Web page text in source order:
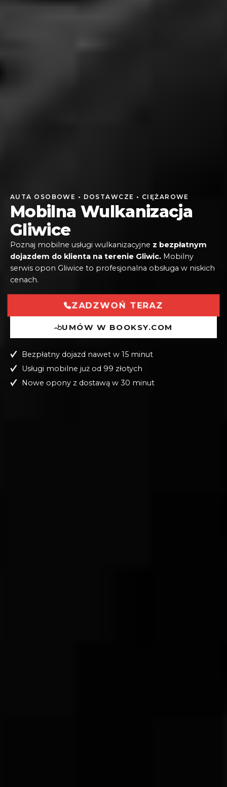
AUTA OSOBOWE • DOSTAWCZE • CIĘŻAROWE
Mobilna Wulkanizacja
Gliwice
Poznaj mobilne usługi wulkanizacyjne z bezpłatnym
dojazdem do klienta na terenie Gliwic. Mobilny
serwis opon Gliwice to profesjonalna obsługa w niskich
cenach.
UMÓW W BOOKSY.COM
Bezpłatny dojazd nawet w 15 minut
Usługi mobilne już od 99 złotych
Nowe opony z dostawą w 30 minut